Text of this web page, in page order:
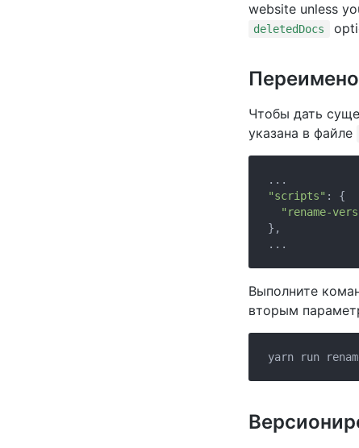
website unless
deletedDocs
Чтобы дать
указана в файле
"scripts" : {
"rename-
},
Выполните
вторым